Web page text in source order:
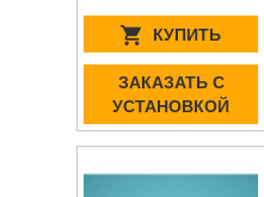
КУПИТЬ
ЗАКАЗАТЬ С
УСТАНОВКОЙ